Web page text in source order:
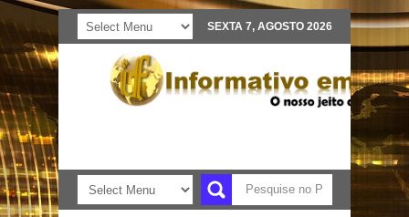
SEXTA 7, AGOSTO 2026